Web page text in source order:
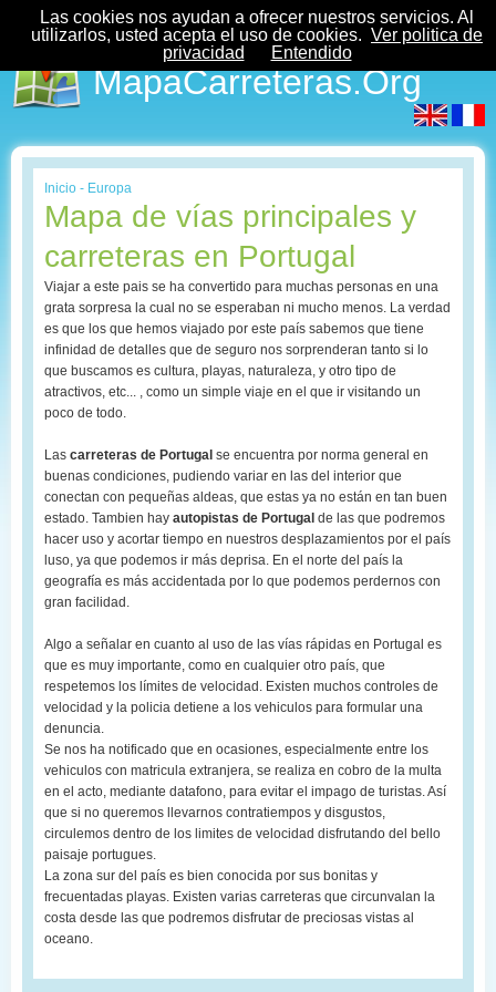
MapaCarreteras.Org
Inicio - Europa
Mapa de vías principales y
carreteras en Portugal
Viajar a este pais se ha convertido para muchas personas en una
grata sorpresa la cual no se esperaban ni mucho menos. La verdad
es que los que hemos viajado por este país sabemos que tiene
infinidad de detalles que de seguro nos sorprenderan tanto si lo
que buscamos es cultura, playas, naturaleza, y otro tipo de
atractivos, etc... , como un simple viaje en el que ir visitando un
poco de todo.
Las carreteras de Portugal se encuentra por norma general en
buenas condiciones, pudiendo variar en las del interior que
conectan con pequeñas aldeas, que estas ya no están en tan buen
estado. Tambien hay autopistas de Portugal de las que podremos
hacer uso y acortar tiempo en nuestros desplazamientos por el país
luso, ya que podemos ir más deprisa. En el norte del país la
geografía es más accidentada por lo que podemos perdernos con
gran facilidad.
Algo a señalar en cuanto al uso de las vías rápidas en Portugal es
que es muy importante, como en cualquier otro país, que
respetemos los límites de velocidad. Existen muchos controles de
velocidad y la policia detiene a los vehiculos para formular una
denuncia.
Se nos ha notificado que en ocasiones, especialmente entre los
vehiculos con matricula extranjera, se realiza en cobro de la multa
en el acto, mediante datafono, para evitar el impago de turistas. Así
que si no queremos llevarnos contratiempos y disgustos,
circulemos dentro de los limites de velocidad disfrutando del bello
paisaje portugues.
La zona sur del país es bien conocida por sus bonitas y
frecuentadas playas. Existen varias carreteras que circunvalan la
costa desde las que podremos disfrutar de preciosas vistas al
oceano.
Las cookies nos ayudan a ofrecer nuestros servicios. Al
utilizarlos, usted acepta el uso de cookies. Ver politica de
privacidad
Entendido